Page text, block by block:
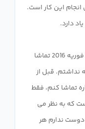
انجام این کار است.
زمانی که برای اولین بار این انیمه را در فوریه 2016 تماشا
نداشتم. قبل از
تماشا کنم، فقط
که به نظر می
ندارم هر